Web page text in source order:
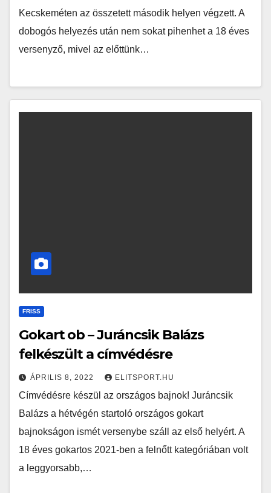
Kecskeméten az összetett második helyen végzett. A
dobogós helyezés után nem sokat pihenhet a 18 éves
versenyző, mivel az előttünk…
FRISS
Gokart ob – Juráncsik Balázs
felkészült a címvédésre
ÁPRILIS 8, 2022 ELITSPORT.HU
Címvédésre készül az országos bajnok! Juráncsik
Balázs a hétvégén startoló országos gokart
bajnokságon ismét versenybe száll az első helyért. A
18 éves gokartos 2021-ben a felnőtt kategóriában volt
a leggyorsabb,…